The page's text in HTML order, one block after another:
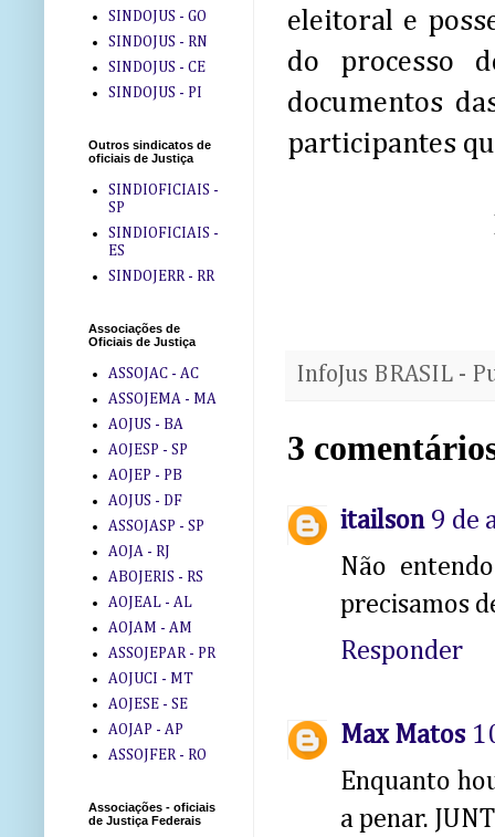
eleitoral e
do processo
documentos
participantes
InfoJus BRASIL -
3
itailson 9 de
Não
precisamos
Responder
Max Matos
Enquanto
a penar.
SINDOJUS - GO
SINDOJUS - RN
SINDOJUS - CE
SINDOJUS - PI
Outros sindicatos de
oficiais de Justiça
SINDIOFICIAIS -
SP
SINDIOFICIAIS -
ES
SINDOJERR - RR
Associações de
Oficiais de Justiça
ASSOJAC - AC
ASSOJEMA - MA
AOJUS - BA
AOJESP - SP
AOJEP - PB
AOJUS - DF
ASSOJASP - SP
AOJA - RJ
ABOJERIS - RS
AOJEAL - AL
AOJAM - AM
ASSOJEPAR - PR
AOJUCI - MT
AOJESE - SE
AOJAP - AP
ASSOJFER - RO
Associações - oficiais
de Justiça Federais